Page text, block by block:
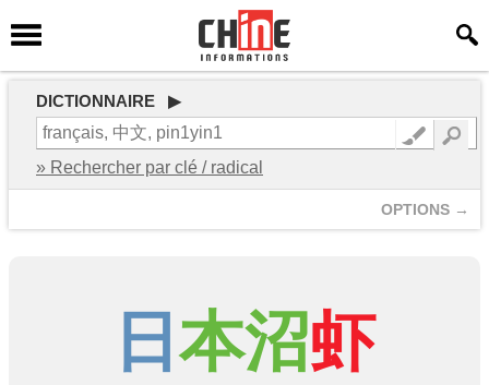
DICTIONNAIRE ▶
» Rechercher par clé / radical
OPTIONS →
日本沼虾